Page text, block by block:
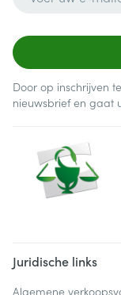
Door op inschrijven
nieuwsbrief en gaat
Juridische links
Algemene